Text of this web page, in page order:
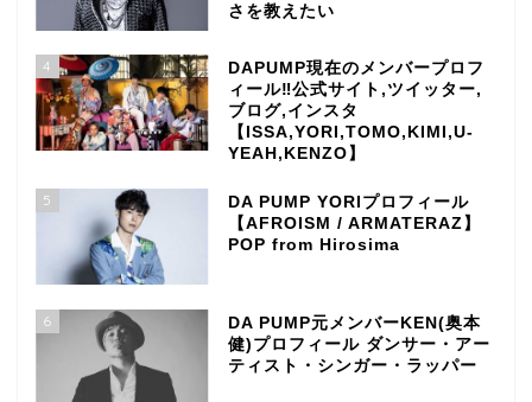
さを教えたい
4
DAPUMP現在のメンバープロフ
ィール‼公式サイト,ツイッター,
ブログ,インスタ
【ISSA,YORI,TOMO,KIMI,U-
YEAH,KENZO】
5
DA PUMP YORIプロフィール
【AFROISM / ARMATERAZ】
POP from Hirosima
6
DA PUMP元メンバーKEN(奥本
健)プロフィール ダンサー・アー
ティスト・シンガー・ラッパー